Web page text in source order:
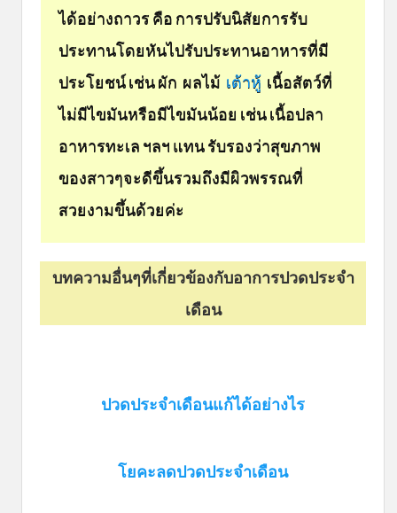
ได้อย่างถาวร คือ การปรับนิสัยการรับ
ประทานโดยหันไปรับประทานอาหารที่มี
ประโยชน์ เช่น ผัก ผลไม้ เต้าหู้ เนื้อสัตว์ที่
ไม่มีไขมันหรือมีไขมันน้อย เช่น เนื้อปลา
อาหารทะเล ฯลฯ แทน รับรองว่าสุขภาพ
ของสาวๆจะดีขึ้นรวมถึงมีผิวพรรณที่
สวยงามขึ้นด้วยค่ะ
บทความอื่นๆที่เกี่ยวข้องกับอาการปวดประจำ
เดือน
ปวดประจำเดือนแก้ได้อย่างไร
โยคะลดปวดประจำเดือน